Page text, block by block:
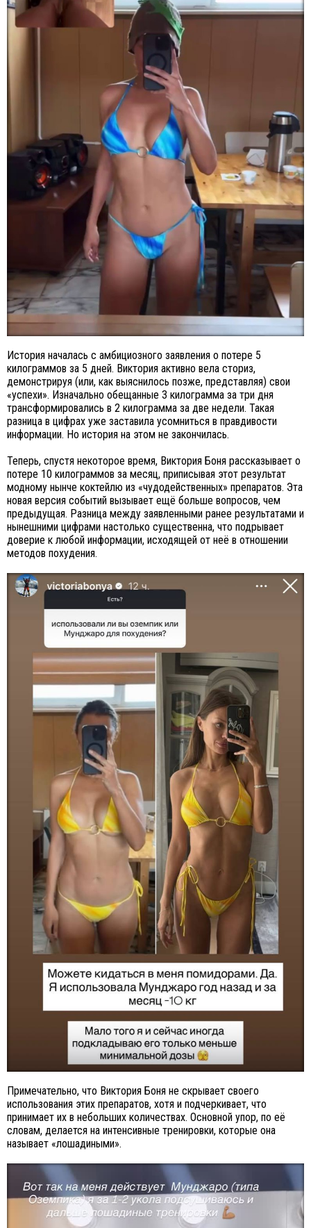
История началась с амбициозного заявления о потере 5
килограммов за 5 дней. Виктория активно вела сториз,
демонстрируя (или, как выяснилось позже, представляя) свои
«успехи». Изначально обещанные 3 килограмма за три дня
трансформировались в 2 килограмма за две недели. Такая
разница в цифрах уже заставила усомниться в правдивости
информации. Но история на этом не закончилась.
Теперь, спустя некоторое время, Виктория Боня рассказывает о
потере 10 килограммов за месяц, приписывая этот результат
модному нынче коктейлю из «чудодейственных» препаратов. Эта
новая версия событий вызывает ещё больше вопросов, чем
предыдущая. Разница между заявленными ранее результатами и
нынешними цифрами настолько существенна, что подрывает
доверие к любой информации, исходящей от неё в отношении
методов похудения.
Примечательно, что Виктория Боня не скрывает своего
использования этих препаратов, хотя и подчеркивает, что
принимает их в небольших количествах. Основной упор, по её
словам, делается на интенсивные тренировки, которые она
называет «лошадиными».